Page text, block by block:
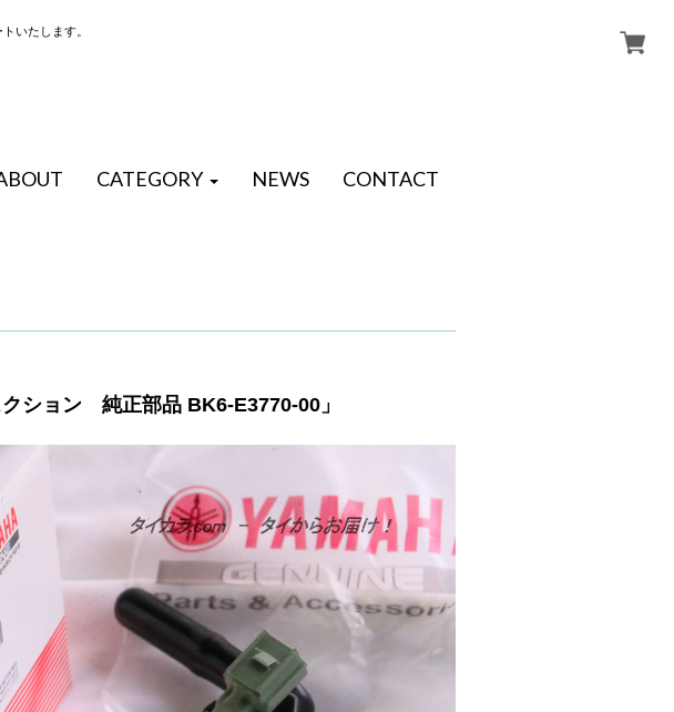
いたします。
CATEGORY NEWS CONTACT
ション 純正部品 BK6-E3770-00」